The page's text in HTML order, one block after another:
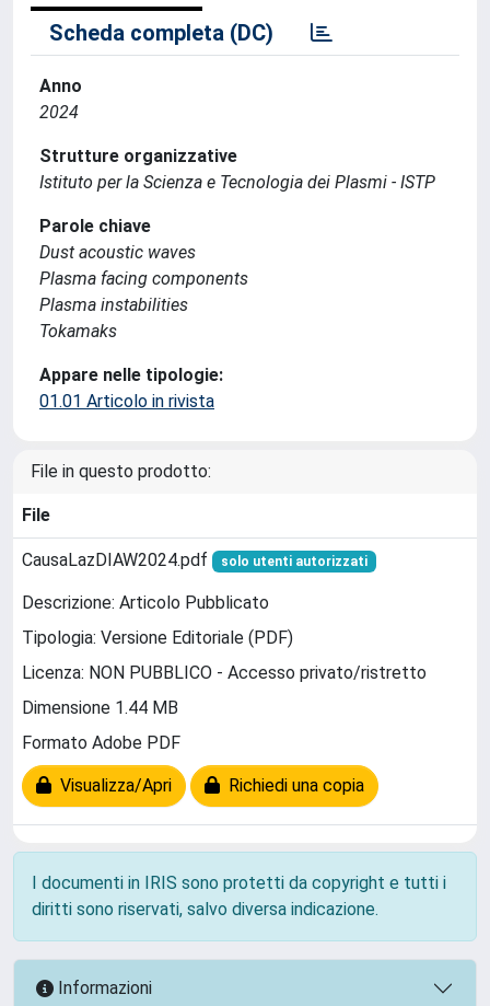
Scheda completa (DC)
Anno
2024
Strutture organizzative
Istituto per la Scienza e Tecnologia dei Plasmi - ISTP
Parole chiave
Dust acoustic waves
Plasma facing components
Plasma instabilities
Tokamaks
Appare nelle tipologie:
01.01 Articolo in rivista
File in questo prodotto:
File
CausaLazDIAW2024.pdf solo utenti autorizzati
Descrizione: Articolo Pubblicato
Tipologia: Versione Editoriale (PDF)
Licenza: NON PUBBLICO - Accesso privato/ristretto
Dimensione 1.44 MB
Formato Adobe PDF
Visualizza/Apri Richiedi una copia
I documenti in IRIS sono protetti da copyright e tutti i
diritti sono riservati, salvo diversa indicazione.
Informazioni